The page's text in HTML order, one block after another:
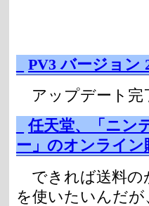
PV3 バージョン
アップデート完
任天堂、「ニン
ー」のオンライン
できれば送料の
を使いたいんだ